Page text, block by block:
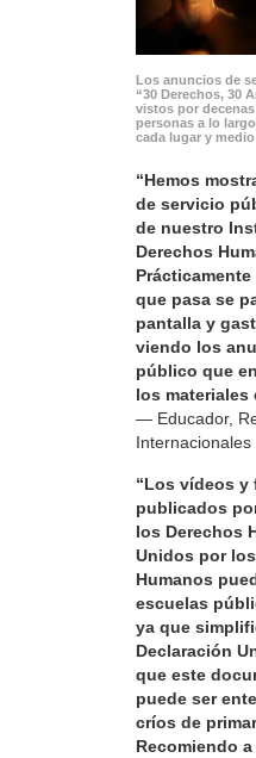
Los anuncios de
“30 Derechos, 30
vistos por
personas a lo
cada lugar y
“Hemos
de servicio
de nuestro
Derechos
que pasa se
pantalla y
viendo los
público que
los materiales
— Educador,
Internacionales
“Los vídeos y
publicados
los Derechos
Unidos por
Humanos
escuelas
ya que
Declaración
que este
puede ser
críos de
Recomiendo